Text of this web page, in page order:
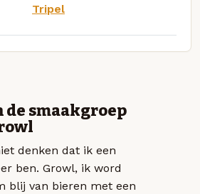
Tripel
de smaakgroep
denken dat ik een
ben. Growl, ik word
blij van bieren met een